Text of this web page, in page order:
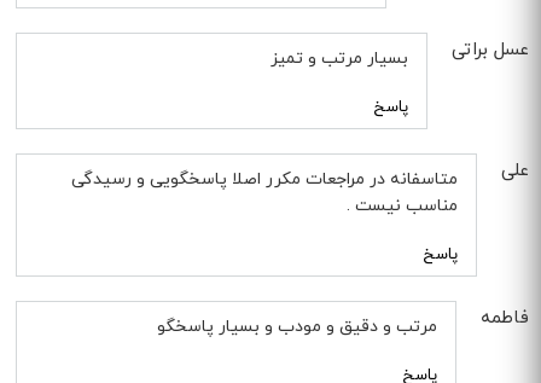
عسل براتی بسیار مرتب و تمیز
پاسخ
علی
متاسفانه در مراجعات مکرر اصلا پاسخگویی و رسیدگی
مناسب نیست .
پاسخ
فاطمه مرتب و دقیق و مودب و بسیار پاسخگو
پاسخ